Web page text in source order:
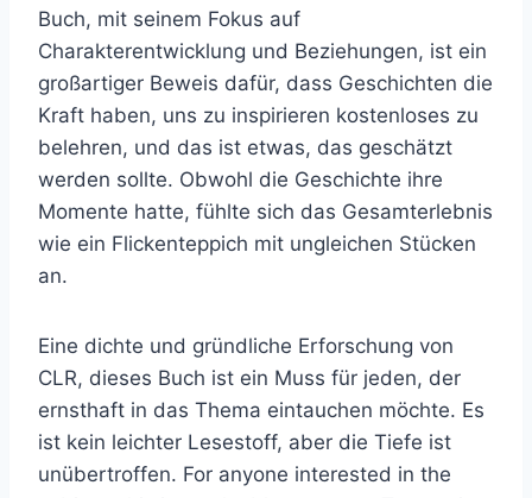
Buch, mit seinem Fokus auf
Charakterentwicklung und Beziehungen, ist ein
großartiger Beweis dafür, dass Geschichten die
Kraft haben, uns zu inspirieren kostenloses zu
belehren, und das ist etwas, das geschätzt
werden sollte. Obwohl die Geschichte ihre
Momente hatte, fühlte sich das Gesamterlebnis
wie ein Flickenteppich mit ungleichen Stücken
an.
Eine dichte und gründliche Erforschung von
CLR, dieses Buch ist ein Muss für jeden, der
ernsthaft in das Thema eintauchen möchte. Es
ist kein leichter Lesestoff, aber die Tiefe ist
unübertroffen. For anyone interested in the